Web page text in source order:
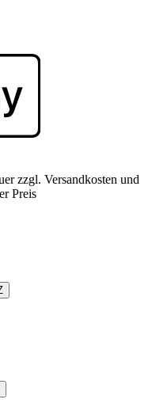
zzgl. Versandkosten und
Preis